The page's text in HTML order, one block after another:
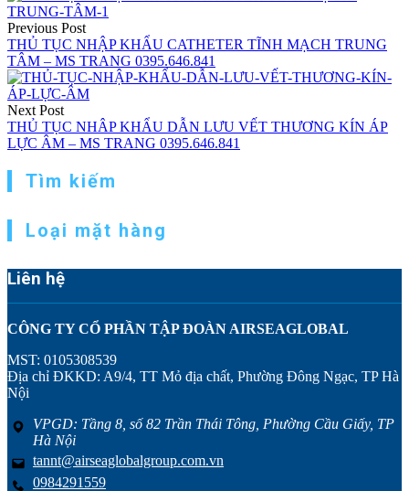
Previous Post
THỦ TỤC NHẬP KHẨU CATHETER TĨNH MẠCH TRUNG
TÂM – MS TRANG 0395.646.841
Next Post
THỦ TỤC NHÂP KHẨU DẪN LƯU VẾT THƯƠNG KÍN ÁP
LỰC ÂM – MS TRANG 0395.646.841
Tìm kiếm
Loại mặt hàng
Liên hệ
CÔNG TY CỔ PHẦN TẬP ĐOÀN AIRSEAGLOBAL
MST: 0105308539
Địa chỉ ĐKKD: A9/4, TT Mỏ địa chất, Phường Đông Ngạc, TP Hà
Nội
VPGD: Tầng 8, số 82 Trần Thái Tông, Phường Cầu Giấy, TP
Hà Nội
tannt@airseaglobalgroup.com.vn
0984291559